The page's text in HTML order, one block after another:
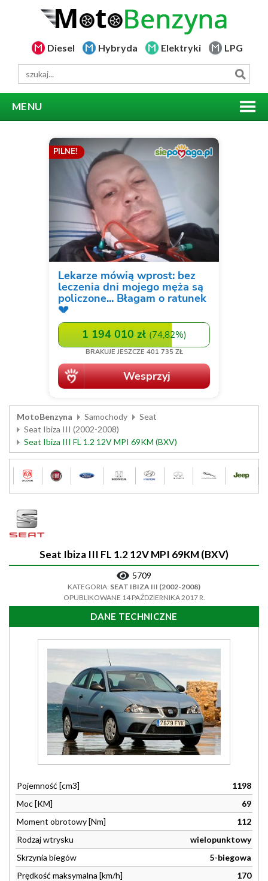
Diesel Hybryda Elektryki LPG
MENU
MotoBenzyna Samochody
Seat
Seat Ibiza III (2002-2008)
Seat Ibiza III FL 1.2 12V MPI 69KM (BXV)
Seat Ibiza III FL 1.2 12V MPI 69KM (BXV)
5709
KATEGORIA: SEAT IBIZA III (2002-2008)
OPUBLIKOWANE 14 PAŹDZIERNIKA 2017 R.
DANE TECHNICZNE
Pojemność [cm3]
1198
Moc [KM]
69
Moment obrotowy [Nm]
112
Rodzaj wtrysku
wielopunktowy
Skrzynia biegów
5-biegowa
Prędkość maksymalna [km/h]
170